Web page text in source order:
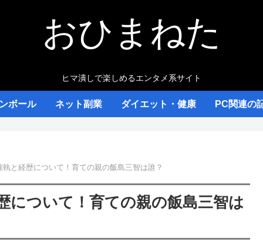
おひまねた
ヒマ潰しで楽しめるエンタメ系サイト
ボール ネット副業 ダイエット・健康 PC関連の
と経歴について！育ての親の飯島三智は誰？
について！育ての親の飯島三智は